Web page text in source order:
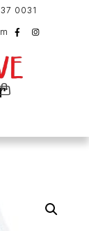
0031